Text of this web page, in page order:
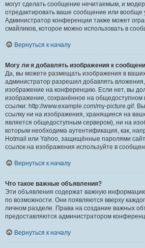
могут сделать сообщение нечитаемым, и
отредактировать ваше сообщение или вообще
Администратор конференции также может
смайликов, которое можно использовать в
Вернуться к началу
Могу ли я добавлять изображения к
Да, вы можете размещать изображения в
администратор разрешил добавлять
изображение на конференцию. Если нет, вы
изображение, сохранённое на общедоступном
ссылки: http://www.example.com/my-picture.gif.
ссылку ни на изображения, хранящиеся на
является общедоступным сервером), ни на
которым необходима аутентификация, как,
Hotmail или Yahoo, защищённые паролями
ссылок на изображения используйте в
Вернуться к началу
Что такое важные объявления?
Эти объявления содержат важную
по возможности. Они появляются вверху
личном разделе. Права на создание важных
предоставляются администратором
Вернуться к началу